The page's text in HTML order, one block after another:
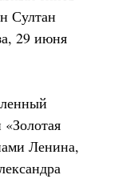
Султан
29 июня
Ленина,